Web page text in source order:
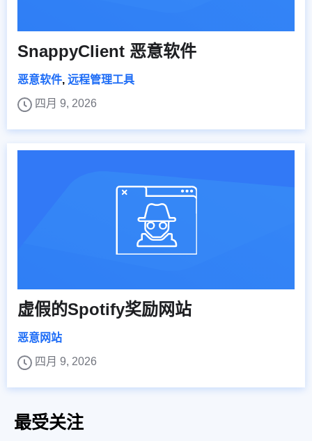
SnappyClient 恶意软件
恶意软件, 远程管理工具
四月 9, 2026
虚假的Spotify奖励网站
恶意网站
四月 9, 2026
最受关注